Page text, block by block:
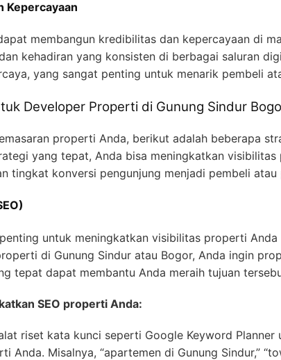
Kepercayaan
membangun kredibilitas dan kepercayaan di
kehadiran yang konsisten di berbagai saluran
yang sangat penting untuk menarik pembeli
Developer Properti di Gunung Sindur
properti Anda, berikut adalah beberapa
yang tepat, Anda bisa meningkatkan
tingkat konversi pengunjung menjadi pembeli atau
untuk meningkatkan visibilitas properti
di Gunung Sindur atau Bogor, Anda ingin
tepat dapat membantu Anda meraih tujuan
SEO properti Anda:
riset kata kunci seperti Google Keyword Planner
Anda. Misalnya, “apartemen di Gunung Sindur,”